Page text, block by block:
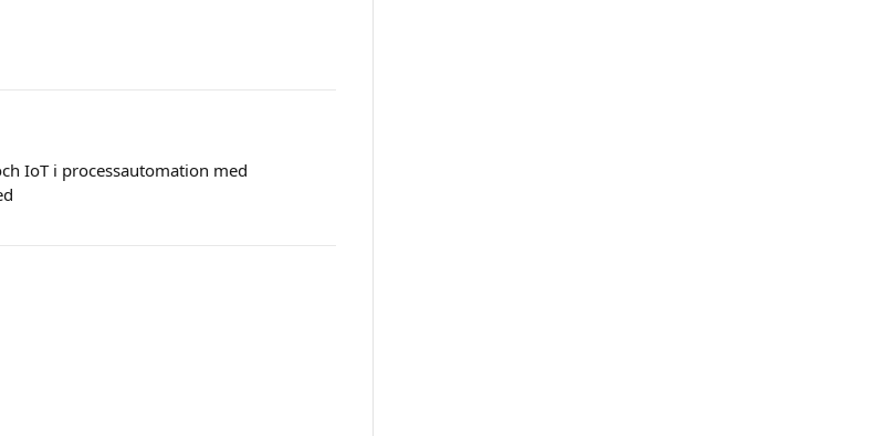
IoT i processautomation med